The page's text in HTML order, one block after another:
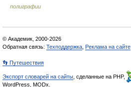
полиграфии
© Академик, 2000-2026
Обратная связь: Техподдержка Реклама на сайте
👣 Путешествия
Экспорт словарей на сайты , сделанные на PHP,
WordPress, MODx.